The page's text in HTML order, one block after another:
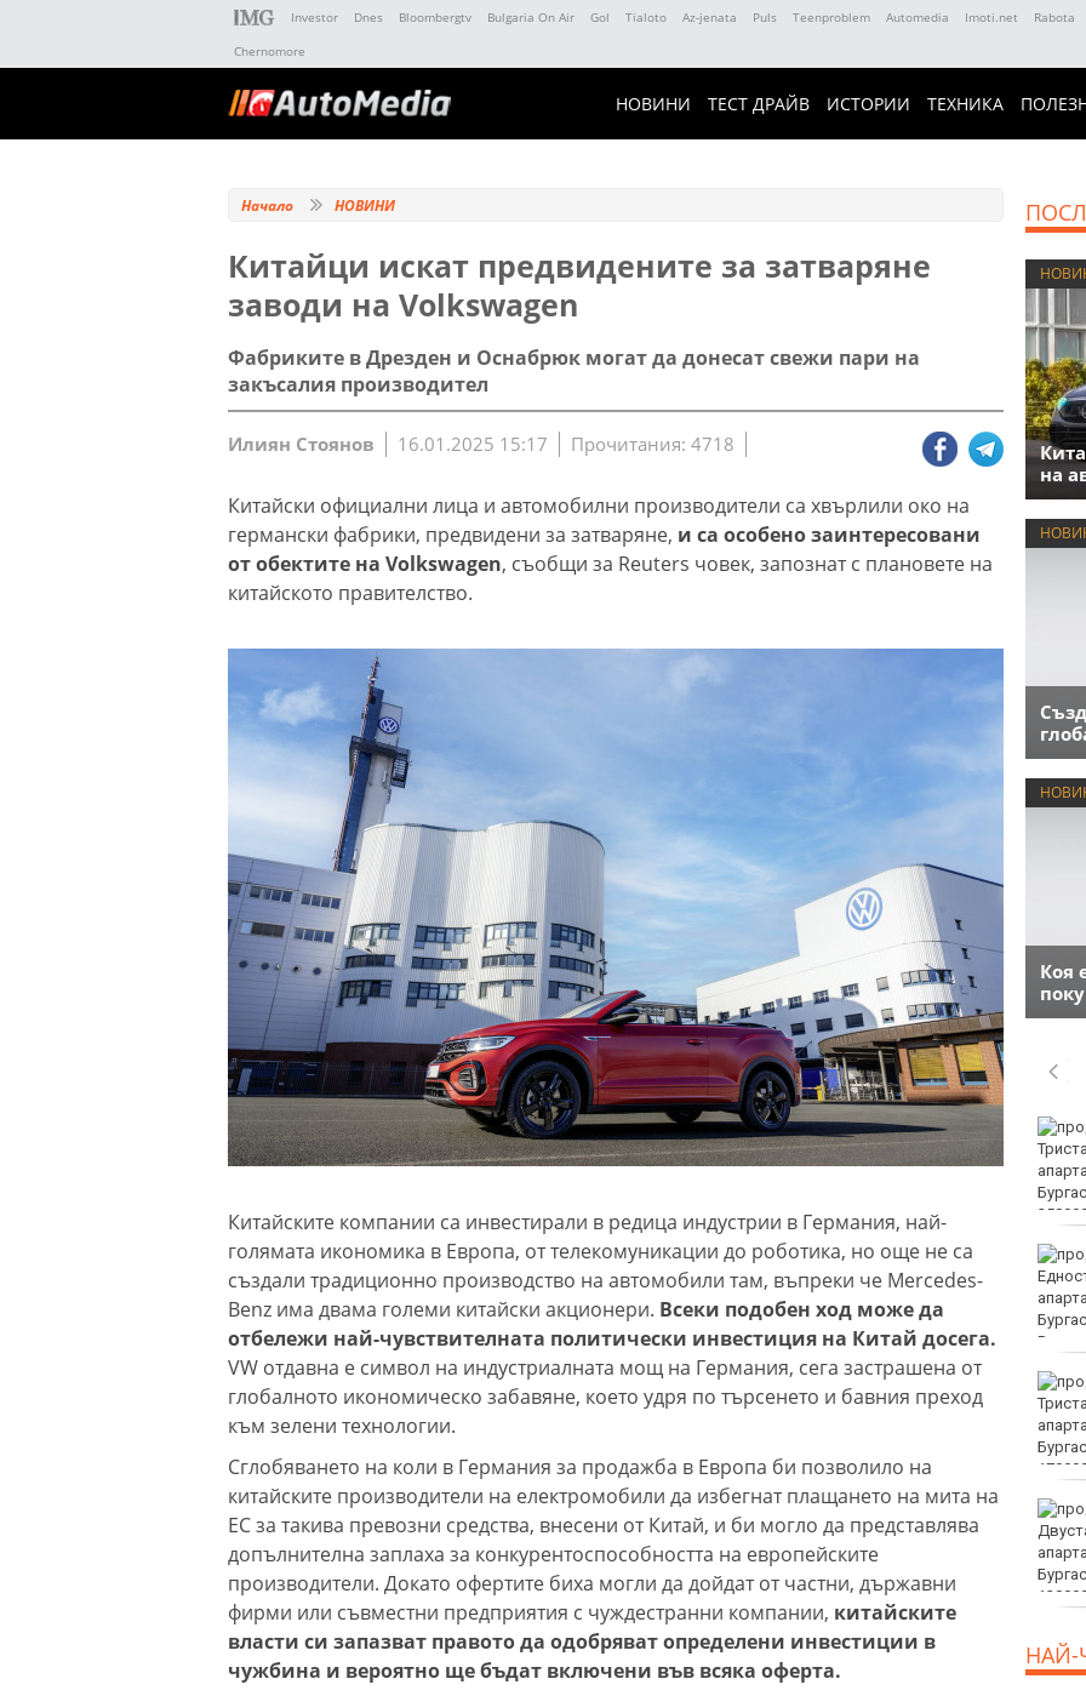
Investor Dnes Bloombergtv Bulgaria On Air Gol Tialoto Az-jenata Puls Teenproblem Automedia Imoti.net Rabota
Chernomore
НОВИНИ ТЕСТ ДРАЙВ ИСТОРИИ ТЕХНИКА
Начало НОВИНИ
Китайци искат предвидените за затваряне
заводи на Volkswagen
Фабриките в Дрезден и Оснабрюк могат да донесат свежи пари на
закъсалия производител
Илиян Стоянов 16.01.2025 15:17 Прочитания: 4718
Китайски официални лица и автомобилни производители са хвърлили око на
германски фабрики, предвидени за затваряне, и са особено заинтересовани
от обектите на Volkswagen, съобщи за Reuters човек, запознат с плановете на
китайското правителство.
Китайските компании са инвестирали в редица индустрии в Германия, най-
голямата икономика в Европа, от телекомуникации до роботика, но още не са
създали традиционно производство на автомобили там, въпреки че Mercedes-
Benz има двама големи китайски акционери. Всеки подобен ход може да
отбележи най-чувствителната политически инвестиция на Китай досега.
VW отдавна е символ на индустриалната мощ на Германия, сега застрашена от
глобалното икономическо забавяне, което удря по търсенето и бавния преход
към зелени технологии.
Сглобяването на коли в Германия за продажба в Европа би позволило на
китайските производители на електромобили да избегнат плащането на мита на
ЕС за такива превозни средства, внесени от Китай, и би могло да представлява
допълнителна заплаха за конкурентоспособността на европейските
производители. Докато офертите биха могли да дойдат от частни, държавни
фирми или съвместни предприятия с чуждестранни компании, китайските
власти си запазват правото да одобряват определени инвестиции в
чужбина и вероятно ще бъдат включени във всяка оферта.
на
Коя
Убитият мъж на
Младежкия хълм в
Пловдив е от Кричим
Кола се преобърна по
таван на тротоар
Това са последните дни,
в които цените ще се
Хванаха за ден 29
шофьори с алкохол или
наркотици
НАЙ-